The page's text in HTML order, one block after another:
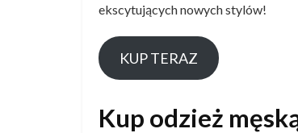
ekscytujących nowych stylów!
KUP TERAZ
Kup odzież